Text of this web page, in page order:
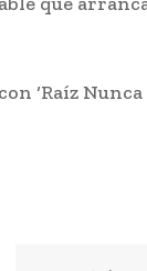
‘Raíz Nunca